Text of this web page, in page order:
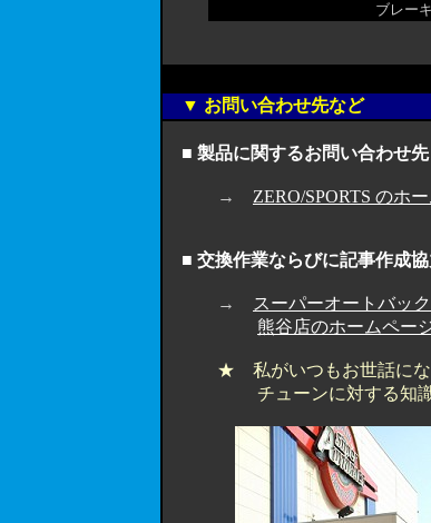
ブレー
▼ お問い合わせ先など
■ 製品に関するお問い合わせ先
→ ZERO/SPORTS のホ
■ 交換作業ならびに記事作成協
→
スーパーオートバッ
熊谷店のホームペー
★ 私がいつもお世話にな
チューンに対する知